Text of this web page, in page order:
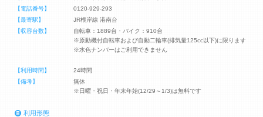
【電話番号】
0120-929-293
【最寄駅】
JR根岸線 港南台
【収容台数】
自転車：1889台・バイク：910台
※原動機付自転車および自動二輪車(排気量125cc以下)に限ります
※水色ナンバーはご利用できません
【利用時間】
24時間
【備考】
無休
※日曜・祝日・年末年始(12/29～1/3)は無料です
利用形態